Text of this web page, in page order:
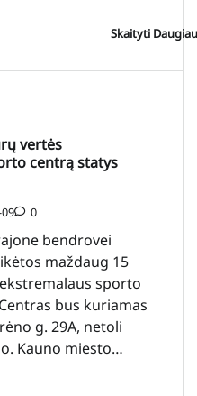
Skaityti Daugiau
vertės
centrą statys
0
bendrovei
maždaug 15
sporto
bus kuriamas
g. 29A, netoli
Kauno miesto…